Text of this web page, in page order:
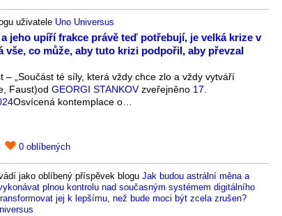
uživatele Uno Universus
jeho upíří frakce právě teď potřebují, je velká krize v
vše, co může, aby tuto krizi podpořil, aby převzal
– „Součást té síly, která vždy chce zlo a vždy vytváří
Faust)od GEORGI STANKOVzveřejněno 17.
Osvícená kontemplace o…
0 oblíbených
jako oblíbený příspěvek blogu Jak budou astrální měna a
plnou kontrolu nad současným systémem digitálního
jej k lepšímu, než bude moci být zcela zrušen?